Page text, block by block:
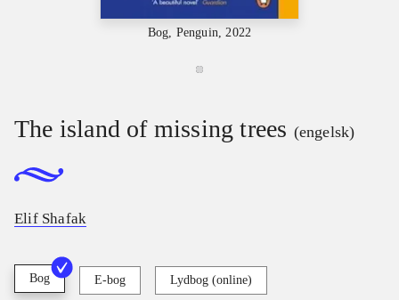
Bog, Penguin, 2022
The island of missing trees (engelsk)
Elif Shafak
Bog E-bog Lydbog (online)